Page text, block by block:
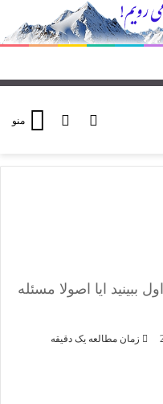
منوتغییر ورود
ببینید ایا اصولا مسئله
زمان مطالعه یک دقیقه